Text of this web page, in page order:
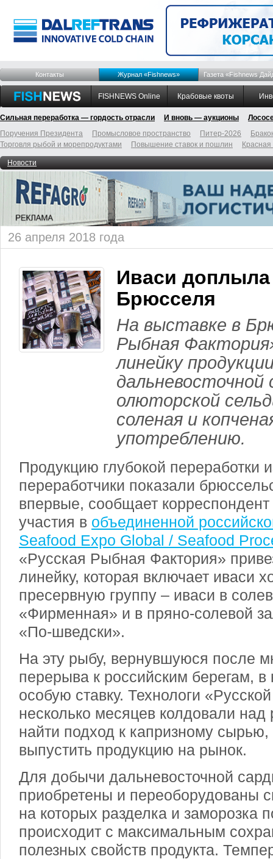
Контакты Журнал «Fishnews» Газета «Fishnews
FISHNEWS Online Крабовые квоты
Сильная переработка — гордость отрасли И вновь — аукционы
Поручения Президента
Промысловое пространство Питер-2026
Торговля рыбой и морепродуктами
Повышение ставок и пошлин
Новости
26 апреля 2018 года
Иваси
Брюсселя
На выставке в
Рыбная
линейку
дальневосточной
олюторской
соленая и
употреблению.
Продукцию глубокой переработки
переработчики показали
впервые, сообщает
участия в объединенной
Seafood Expo Global / Seafood
«Русская Рыбная Фактория»
линейку, которая включает иваси
пресервную группу – иваси в
«Фирменная» и в пряно-солевой
«По-шведски».
На эту рыбу, вернувшуюся после
перерыва к российским берегам,
особую ставку. Технологи
несколько месяцев колдовали над
найти подход к капризному
выпустить продукцию на рынок.
Для добычи дальневосточной
приобретены и переоборудованы
на которых разделка и заморозка
происходит с максимальным
полезных свойств продукта.